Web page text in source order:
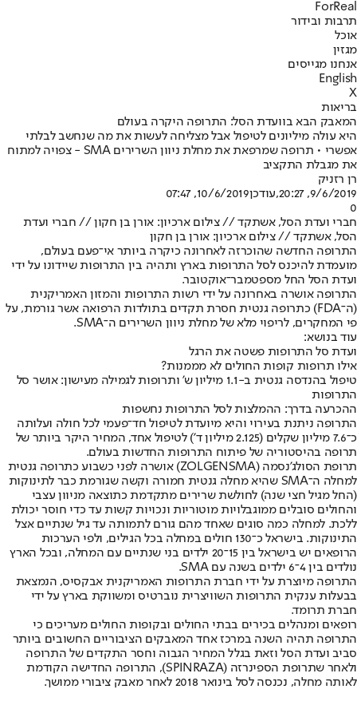
ForReal
תרבות ובידור
אוכל
מגזין
אנחנו מגייסים
English
X
בריאות
המאבק הבא בוועדת הסל: התרופה היקרה בעולם
היא עולה מיליונים לטיפול אבל מצליחה לעשות את מה שנחשב לבלתי
אפשרי • תרופה שמרפאת את מחלת ניוון השרירים SMA - צפויה למתוח
את מגבלת התקציב
רן רזניק
9/6/2019, 20:27
,עודכן10/6/2019, 07:47
0
חברי ועדת הסל, אשתקד // צילום ארכיון: אורן בן חקון // חברי ועדת
הסל, אשתקד // צילום ארכיון: אורן בן חקון
התרופה החדשה שהוכרזה לאחרונה כיקרה ביותר אי־פעם בעולם,
מועמדת להיכנס לסל התרופות בארץ ותהיה בין התרופות שיידונו על ידי
ועדת הסל החל מספטמבר־אוקטובר.
התרופה אושרה באחרונה על ידי רשות התרופות והמזון האמריקנית
(ה־FDA) כתרופה גנטית חסרת תקדים בתולדות הרפואה אשר גורמת, על
פי המחקרים, לריפוי מלא של מחלת ניוון השרירים ה־SMA.
עוד בנושא:
ועדת סל התרופות פשטה את הרגל
אילו תרופות קופות החולים לא מממנות?
טיפול בהנדסה גנטית ב-1.1 מיליון ש' ותרופות לגמילה מעישון: אושר סל
התרופות
ההכרעה בדרך: ההמלצות לסל התרופות נחשפות
התרופה ניתנת בעירוי והיא מיועדת לטיפול חד־פעמי לכל חולה ועלותה
כ־7.6 מיליון שקלים (2.125 מיליון ד') לטיפול אחד, המחיר היקר ביותר של
תרופה בהיסטוריה של פיתוח התרופות החדשות בעולם.
תרופת הסולג'נסמה (ZOLGENSMA) אושרה לפני כשבוע כתרופה גנטית
למחלה ה־SMA שהיא מחלה גנטית חמורה וקשה שגורמת כבר לתינוקות
(החל מגיל חצי שנה) לחולשת שרירים מתקדמת כתוצאה מניוון עצבי
והחולים סובלים ממוגבלויות מוטוריות ונכויות קשות עד כדי חוסר יכולת
ללכת. למחלה כמה סוגים שאחד מהם גורם לתמותה עד גיל שנתיים אצל
התינוקות. בישראל כ־130 חולים במחלה בכל הגילים, ולפי הערכות
הרופאים יש בישראל בין 15־20 ילדים בני שנתיים עם המחלה, ובכל הארץ
נולדים בין 4־6 ילדים בשנה עם SMA.
התרופה מיוצרת על ידי חברת התרופות האמריקנית אבקסיס, הנמצאת
בבעלות ענקית התרופות השוויצרית נוברטיס ומשווקת בארץ על ידי
חברת תרומד.
רופאים ומנהלים בכירים בבתי החולים ובקופות החולים מעריכים כי
התרופה תהיה השנה במרכז אחד המאבקים הציבוריים החשובים ביותר
סביב ועדת הסל וזאת בגלל המחיר הגבוה וחסר התקדים של התרופה
ולאחר שתרופת הספינרזה (SPINRAZA), התרופה החדישה הקודמת
לאותה מחלה, נכנסה לסל בינואר 2018 לאחר מאבק ציבורי ממושך.